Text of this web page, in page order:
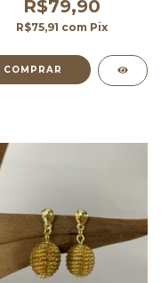
R$79,90
R$75,91 com Pix
COMPRAR